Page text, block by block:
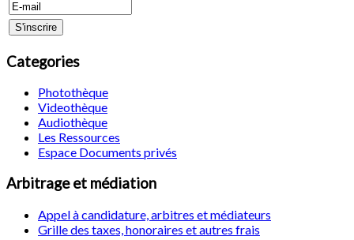
Categories
Photothèque
Videothèque
Audiothèque
Les Ressources
Espace Documents privés
Arbitrage et médiation
Appel à candidature, arbitres et médiateurs
Grille des taxes, honoraires et autres frais